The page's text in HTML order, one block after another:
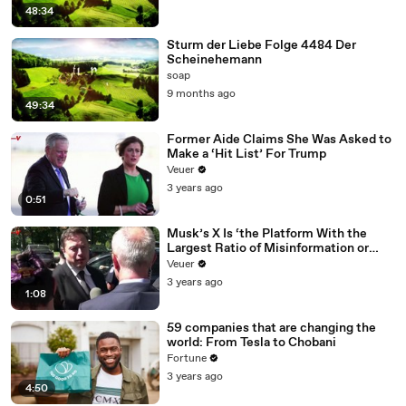
04:4
1
Ich habe Kirby auf die Mailbox gesprochen und
abgesagt.
04:44
Aber das ist Quatsch!
04:
46
Weißt du, ich kann mich so komplett auf die Hochzeit
von Anna konzentrieren.
04:50
Ich brauche nämlich auch noch einen Pianisten.
04:5
3
Also Michael fällt natürlich aus und mein Chorleiter hat
keine Zeit.
04:
57
Ich habe auch schon im Hotel angefragt, aber Herr
Poschner ist gerade abgereist.
05:0
1
Kannst du mir vielleicht einen guten Pianisten
empfehlen?
05:04
Kann ich.
05:06
Christoph spielt sehr gut.
05:08
Okay.
05:11
Ich kann ihn gar fragen.
48:34
49:34
Sturm der Liebe Folge 4484 Der
Scheinehemann
soap
9 months ago
0:51
Former Aide Claims She Was Asked to
Make a ‘Hit List’ For Trump
Veuer
3 years ago
1:08
Musk’s X Is ‘the Platform With the
Largest Ratio of Misinformation or
Disinformation’ Amongst All Social
Media Platforms
Veuer
3 years ago
4:50
59 companies that are changing the
world: From Tesla to Chobani
Fortune
3 years ago